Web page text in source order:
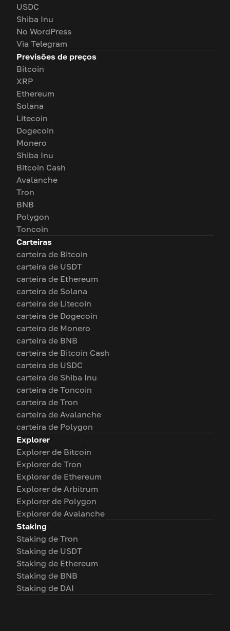
USDC
Shiba Inu
No WordPress
Via Telegram
Previsões de preços
Bitcoin
XRP
Ethereum
Solana
Litecoin
Dogecoin
Monero
Shiba Inu
Bitcoin Cash
Avalanche
Tron
BNB
Polygon
Toncoin
Carteiras
carteira de Bitcoin
carteira de USDT
carteira de Ethereum
carteira de Solana
carteira de Litecoin
carteira de Dogecoin
carteira de Monero
carteira de BNB
carteira de Bitcoin Cash
carteira de USDC
carteira de Shiba Inu
carteira de Toncoin
carteira de Tron
carteira de Avalanche
carteira de Polygon
Explorer
Explorer de Bitcoin
Explorer de Tron
Explorer de Ethereum
Explorer de Arbitrum
Explorer de Polygon
Explorer de Avalanche
Staking
Staking de Tron
Staking de USDT
Staking de Ethereum
Staking de BNB
Staking de DAI